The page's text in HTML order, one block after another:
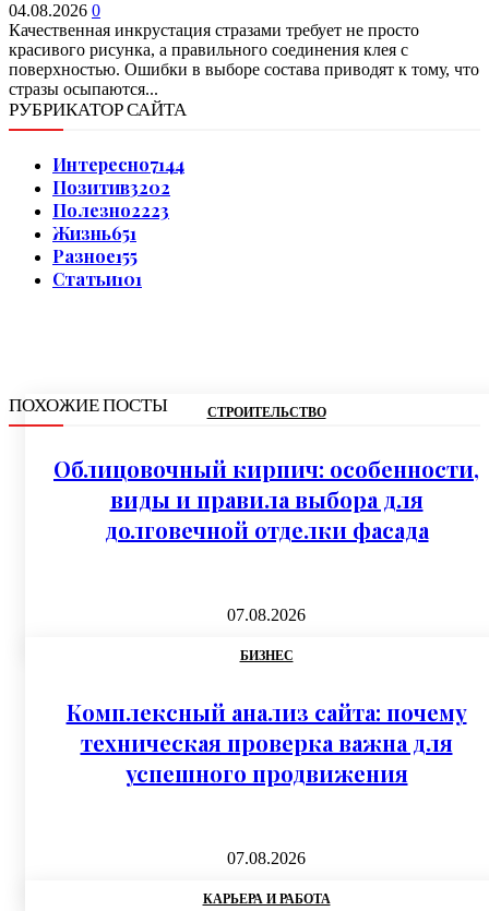
04.08.2026 0
Качественная инкрустация стразами требует не просто
красивого рисунка, а правильного соединения клея с
поверхностью. Ошибки в выборе состава приводят к тому, что
стразы осыпаются...
РУБРИКАТОР САЙТА
Интересно7144
Позитив3202
Полезно2223
Жизнь651
Разное155
Статьи101
ПОХОЖИЕ ПОСТЫ СТРОИТЕЛЬСТВО
Облицовочный кирпич: особенности,
виды и правила выбора для
долговечной отделки фасада
07.08.2026
БИЗНЕС
Комплексный анализ сайта: почему
техническая проверка важна для
успешного продвижения
07.08.2026
КАРЬЕРА И РАБОТА